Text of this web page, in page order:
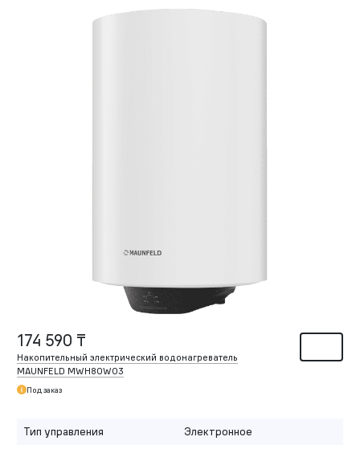
174 590 ₸
Накопительный электрический водонагреватель
MAUNFELD MWH80W03
Под заказ
Тип управления
Электронное